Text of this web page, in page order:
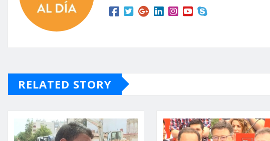
RELATED STORY